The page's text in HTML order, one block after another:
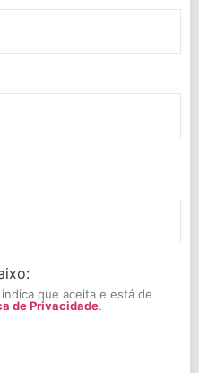
indica que aceita e está de
de Privacidade.